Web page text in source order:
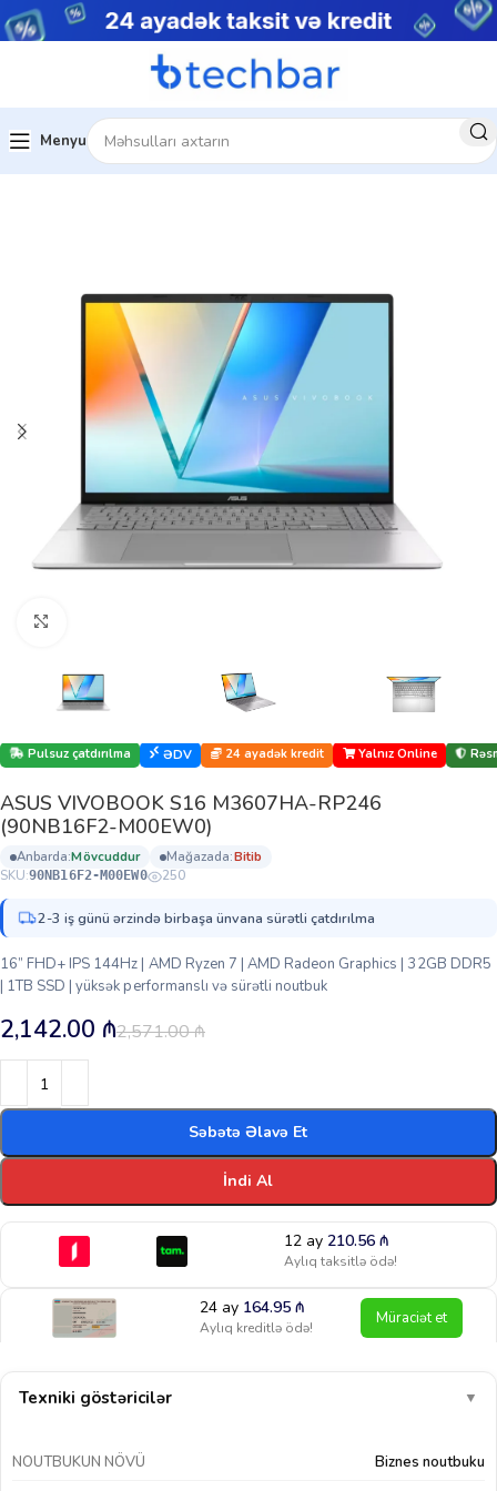
Menyu
Ev Noutbuklar Biznes noutbukları
Pulsuz çatdırılma ƏDV 24 ayadək kredit Yalnız Online
ASUS VIVOBOOK S16 M3607HA-RP246
(90NB16F2-M00EW0)
anbarda: mövcuddur mağazada:
bi̇ti̇b
SKU:90NB16F2-M00EW0 250
2-3 iş günü ərzində birbaşa ünvana sürətli çatdırılma
16” FHD+ IPS 144Hz | AMD Ryzen 7 | AMD Radeon Graphics | 32GB DDR5
| 1TB SSD | yüksək performanslı və sürətli noutbuk
2,571.00₼
2,142.00 ₼
Səbətə Əlavə Et
İndi Al
12 ay 210.56 ₼
Aylıq taksitlə ödə!
24 ay 164.95₼
Aylıq kreditlə ödə! Müraciət et
Texniki göstəricilər ▼
NOUTBUKUN NÖVÜ
Biznes noutbuku